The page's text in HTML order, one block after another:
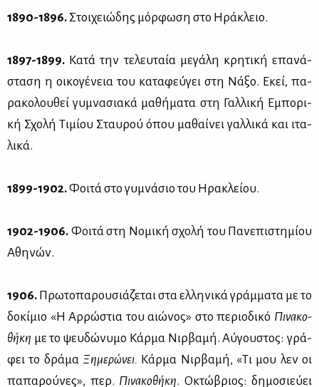
1890-1896. Στοι­χειώ­δης μόρ­φω­ση στο Ηρά­κλειο.
1897-1899. Κα­τά την τε­λευ­ταία με­γά­λη κρη­τι­κή επα­νά­
στα­ση η οι­κο­γέ­νεια του κα­τα­φεύ­γει στη Νά­ξο. Εκεί, πα­
ρα­κο­λου­θεί γυ­μνα­σια­κά μα­θή­μα­τα στη Γαλ­λι­κή Εμπο­ρι­
κή Σχο­λή Τι­μί­ου Σταυ­ρού όπου μα­θαί­νει γαλ­λι­κά και ιτα­
λι­κά.
1899-1902.Φοι­τά στο γυ­μνά­σιο του Ηρα­κλεί­ου.
1902-1906. Φοι­τά στη Νο­μι­κή σχο­λή του Πα­νε­πι­στη­μί­ου
Αθη­νών.
1906. Πρω­το­πα­ρου­σιά­ζε­ται στα ελ­λη­νι­κά γράμ­μα­τα με το
δο­κί­μιο «Η Αρ­ρώ­στια του αιώ­νος» στο πε­ριο­δι­κό Πι­να­κο­
θή­κη με το ψευ­δώ­νυ­μο Κάρ­μα Νιρ­βα­μή. Αύ­γου­στος: γρά­
φει το δρά­μα Ξη­με­ρώ­νει. Κάρ­μα Νιρ­βα­μή, «Τι μου λεν οι
πα­πα­ρού­νες», περ. Πι­να­κο­θή­κη. Οκτώ­βριος: δη­μο­σιεύ­ει